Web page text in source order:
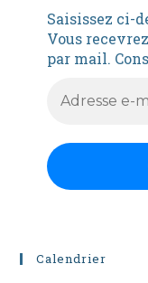
Saisissez ci-
Vous
par mail.
Calendrier